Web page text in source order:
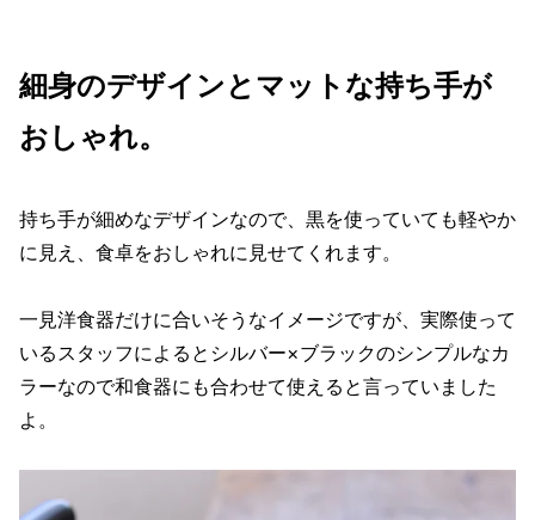
細身のデザインとマットな持ち手が
おしゃれ。
持ち手が細めなデザインなので、黒を使っていても軽やか
に見え、食卓をおしゃれに見せてくれます。
一見洋食器だけに合いそうなイメージですが、実際使って
いるスタッフによるとシルバー×ブラックのシンプルなカ
ラーなので和食器にも合わせて使えると言っていました
よ。